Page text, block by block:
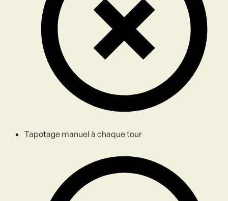
Tapotage manuel à chaque tour